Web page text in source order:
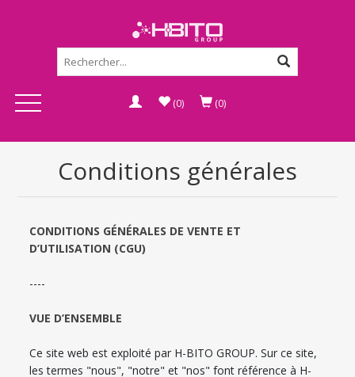
(0) (0)
Conditions générales
CONDITIONS GÉNÉRALES DE VENTE ET
D’UTILISATION (CGU)
----
VUE D’ENSEMBLE
Ce site web est exploité par H-BITO GROUP. Sur ce site,
les termes "nous", "notre" et "nos" font référence à H-